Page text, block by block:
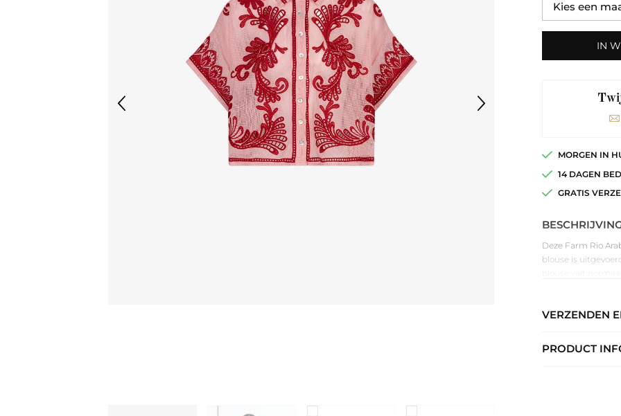
IN
MORGEN IN
14 DAGEN
GRATIS
Deze Farm Rio
blouse is
VERZENDEN
PRODUCT